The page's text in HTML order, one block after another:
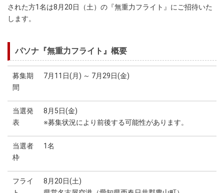
された方1名は8月20日（土）の『無重力フライト』にご招待いた
します。
パソナ『無重力フライト』概要
募集期
間
7月11日(月) ～ 7月29日(金)
当選発
表
8月5日(金)
※募集状況により前後する可能性があります。
当選者
枠
1名
フライ
8月20日(土)